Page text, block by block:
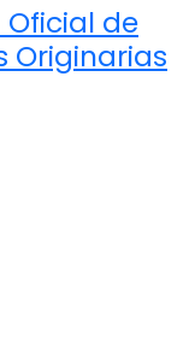
de
Originarias